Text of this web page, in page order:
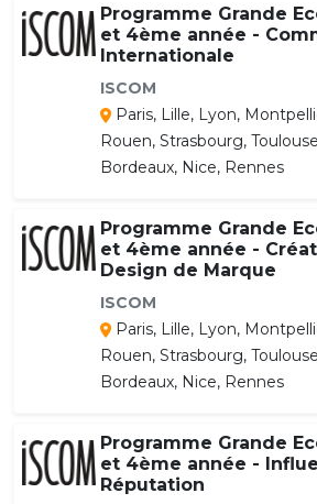
Programme Grande
et 4ème année -
Internationale
ISCOM
Paris, Lille, Lyon,
Rouen, Strasbourg,
Bordeaux, Nice, Rennes
Programme Grande
et 4ème année -
Design de Marque
ISCOM
Paris, Lille, Lyon,
Rouen, Strasbourg,
Bordeaux, Nice, Rennes
Programme Grande
et 4ème année -
Réputation